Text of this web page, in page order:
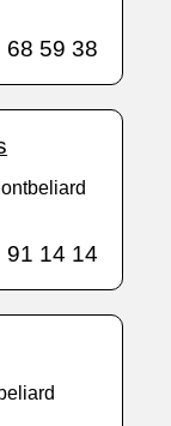
59 38
14 14